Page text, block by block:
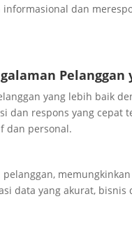
dan
Pelanggan
yang lebih baik
dan respons yang cepat
dan personal.
data yang akurat,